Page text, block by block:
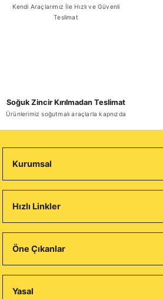
Kendi Araçlarımız İle Hızlı ve Güvenli
Teslimat
Soğuk Zincir Kırılmadan Teslimat
Ürünlerimiz soğutmalı araçlarla kapnızda
Kurumsal
Hızlı Linkler
Öne Çıkanlar
Yasal